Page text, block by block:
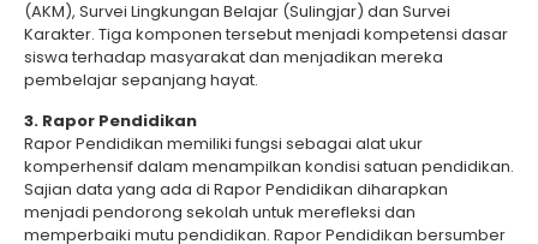
(AKM), Survei Lingkungan Belajar (Sulingjar) dan Survei
Karakter. Tiga komponen tersebut menjadi kompetensi dasar
siswa terhadap masyarakat dan menjadikan mereka
pembelajar sepanjang hayat.
3. Rapor Pendidikan
Rapor Pendidikan memiliki fungsi sebagai alat ukur
komperhensif dalam menampilkan kondisi satuan pendidikan.
Sajian data yang ada di Rapor Pendidikan diharapkan
menjadi pendorong sekolah untuk merefleksi dan
memperbaiki mutu pendidikan. Rapor Pendidikan bersumber